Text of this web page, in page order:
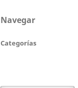
Navegar
Categorías